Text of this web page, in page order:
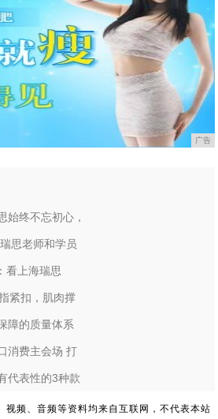
广告
始终不忘初心，
思老师和学员
看上海瑞思
紧扣，肌肉撑
障的质量体系
消费主会场 打
代表性的3种款
视频、音频等资料均来自互联网，不代表本站